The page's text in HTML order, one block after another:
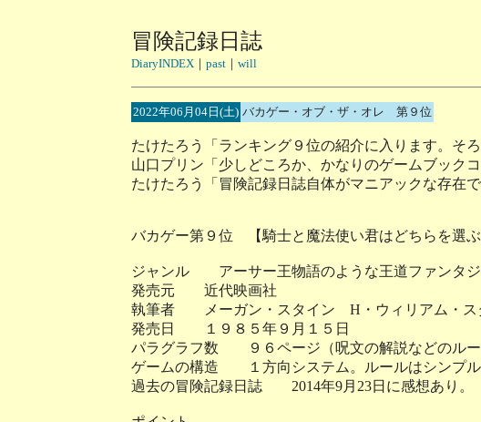
冒険記録日誌
DiaryINDEX ｜ past ｜ will
2022年06月04日(土) バカゲー・オブ・ザ・オレ 第９位
たけたろう「ランキング９位の紹介に入ります。そ
山口プリン「少しどころか、かなりのゲームブック
たけたろう「冒険記録日誌自体がマニアックな存在で
バカゲー第９位 【騎士と魔法使い君はどちらを選
ジャンル アーサー王物語のような王道ファンタ
発売元 近代映画社
執筆者 メーガン・スタイン H・ウィリアム・ス
発売日 １９８５年９月１５日
パラグラフ数 ９６ページ（呪文の解説などのルー
ゲームの構造 １方向システム。ルールはシンプル
過去の冒険記録日誌 2014年9月23日に感想あり。